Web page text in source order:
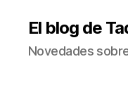
El blog de
Novedades